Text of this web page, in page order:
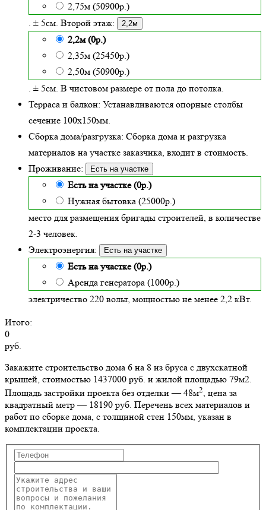
2,75м (50900р.)
. ± 5см. Второй этаж:
2,2м
2,2м (0р.)
2,35м (25450р.)
2,50м (50900р.)
. ± 5см. В чистовом размере от пола до потолка.
Терраса и балкон: Устанавливаются опорные столбы
сечение 100х150мм.
Сборка дома/разгрузка: Сборка дома и разгрузка
материалов на участке заказчика, входит в стоимость.
Проживание:
Есть на участке
Есть на участке (0р.)
Нужная бытовка (25000р.)
место для размещения бригады строителей, в количестве
2-3 человек.
Электроэнергия:
Есть на участке
Есть на участке (0р.)
Аренда генератора (1000р.)
электричество 220 вольт, мощностью не менее 2,2 кВт.
Итого:
0
руб.
Закажите строительство дома 6 на 8 из бруса с двухскатной
крышей, стоимостью 1437000 руб. и жилой площадью 79м2.
Площадь застройки проекта без отделки — 48м2, цена за
квадратный метр — 18190 руб. Перечень всех материалов и
работ по сборке дома, с толщиной стен 150мм, указан в
комплектации проекта.